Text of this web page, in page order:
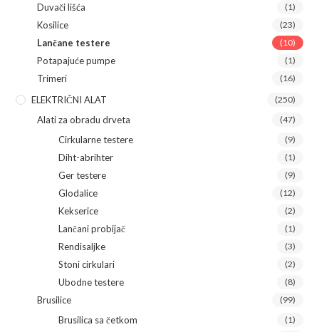
Duvači lišća (1)
Kosilice (23)
Lančane testere (10)
Potapajuće pumpe (1)
Trimeri (16)
ELEKTRIČNI ALAT (250)
Alati za obradu drveta (47)
Cirkularne testere (9)
Diht-abrihter (1)
Ger testere (9)
Glodalice (12)
Kekserice (2)
Lančani probijač (1)
Rendisaljke (3)
Stoni cirkulari (2)
Ubodne testere (8)
Brusilice (99)
Brusilica sa četkom (1)